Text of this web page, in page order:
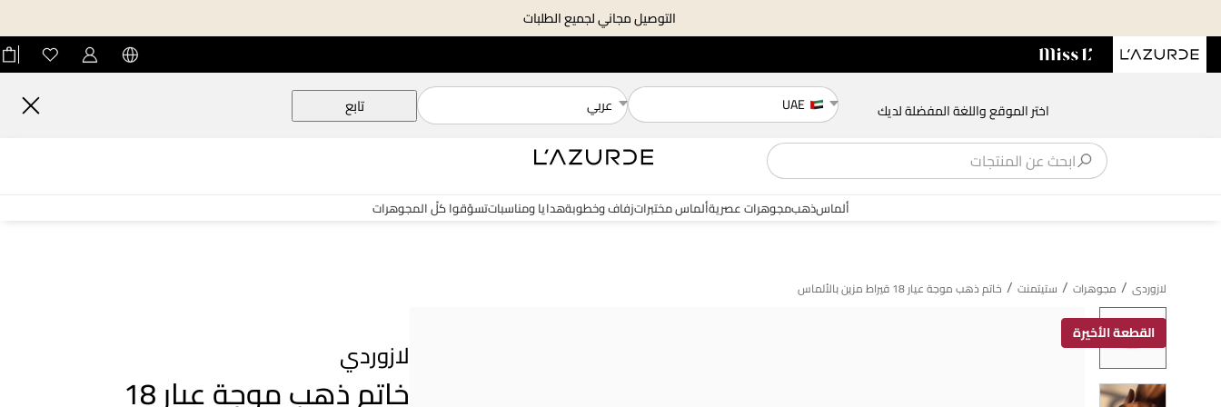
التوصيل مجاني لجميع الطلبات
اختر الموقع واللغة المفضلة لديك UAE عربي تابع
ألماسذهبمجوهرات عصريةألماس مختبراتزفاف وخطوبةهدايا ومناسباتتسوّقوا كلّ المجوهرات
لازوردى / مجوهرات / ستيتمنت / خاتم ذهب موجة عيار 18 قيراط مزين بالألماس
القطعة الأخيرة
لازوردي
خاتم ذهب موجة عيار 18